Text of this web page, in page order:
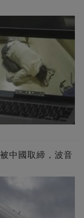
中國取締，波音